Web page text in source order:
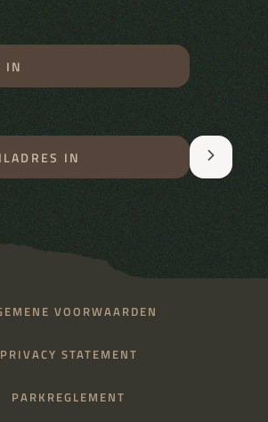
VOORWAARDEN
PRIVACY STATEMENT
PARKREGLEMENT